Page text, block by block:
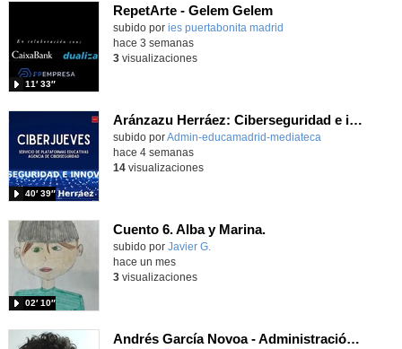
RepetArte - Gelem Gelem
subido por ies puertabonita madrid
11′ 33″
hace 3 semanas
3visualizaciones
Aránzazu Herráez: Ciberseguridad e innovación: Protegiendo y transformando la vida digital
subido porAdmin-educamadrid-mediateca
40′ 39″
hace 4 semanas
14visualizaciones
Cuento 6. Alba y Marina.
Contenido educativo.
subido por Javier G.
02′ 10″
hace un mes
3visualizaciones
Andrés García Novoa - Administración y Finanzas - Zagreb - Croacia 2026